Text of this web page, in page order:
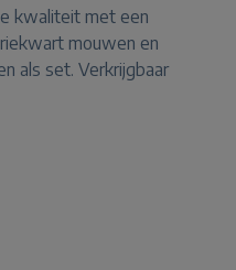
kwaliteit met een
mouwen en
als set. Verkrijgbaar